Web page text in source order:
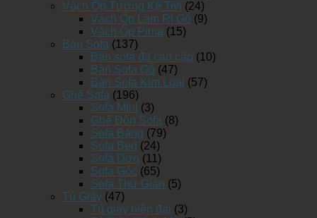
Vách Ốp Tường Kệ Tivi (24)
Vách Ốp Lam Ri Gỗ (9)
Vách Ốp Pima (15)
Bàn Sofa (137)
Bàn sofa đá cao cấp (10)
Bàn Sofa Gỗ (47)
Bàn Sofa Kim Loại (57)
Ghế Sofa (196)
Sofa Mini (3)
Ghế Đôn Sofa (8)
Sofa Băng (79)
Sofa Bed (24)
Sofa Đơn (11)
Sofa Góc (65)
Sofa Thư Giãn (5)
Tủ Giày (47)
Tủ giày hiện đại (3)